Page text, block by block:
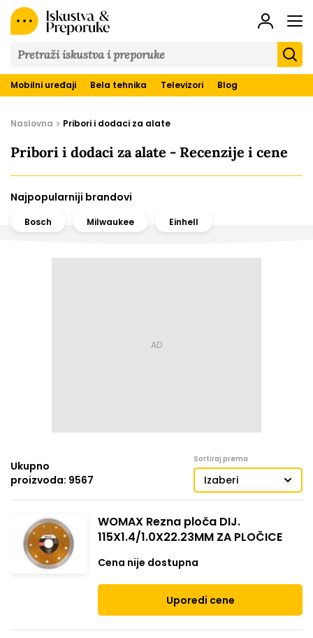
&
Preporuke
Mobilni uređaji Bela tehnika Televizori Blog
Naslovna Pribori i dodaci za alate
Pribori i dodaci za alate - Recenzije i cene
Najpopularniji brandovi
Bosch Milwaukee Einhell
Ukupno
proizvoda: 9567
Sortiraj prema
Izaberi
WOMAX Rezna ploča DIJ.
115X1.4/1.0X22.23MM ZA PLOČICE
Cena nije dostupna
Uporedi cene